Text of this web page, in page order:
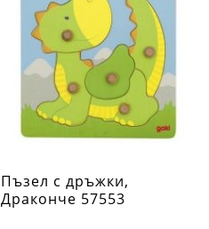
Пъзел с дръжки,
Драконче 57553